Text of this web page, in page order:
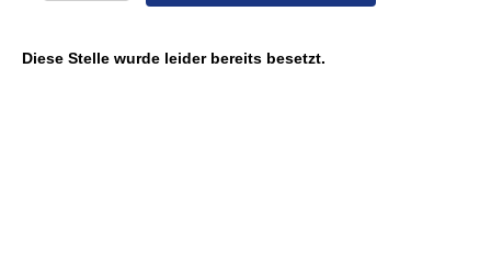
Diese Stelle wurde leider bereits besetzt.